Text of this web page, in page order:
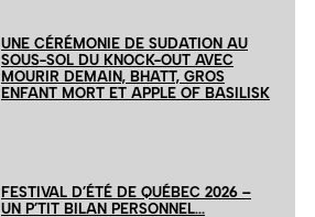
UNE CÉRÉMONIE DE SUDATION AU
SOUS-SOL DU KNOCK-OUT AVEC
MOURIR DEMAIN, BHATT, GROS
ENFANT MORT ET APPLE OF BASILISK
FESTIVAL D’ÉTÉ DE QUÉBEC 2026 –
UN P’TIT BILAN PERSONNEL…